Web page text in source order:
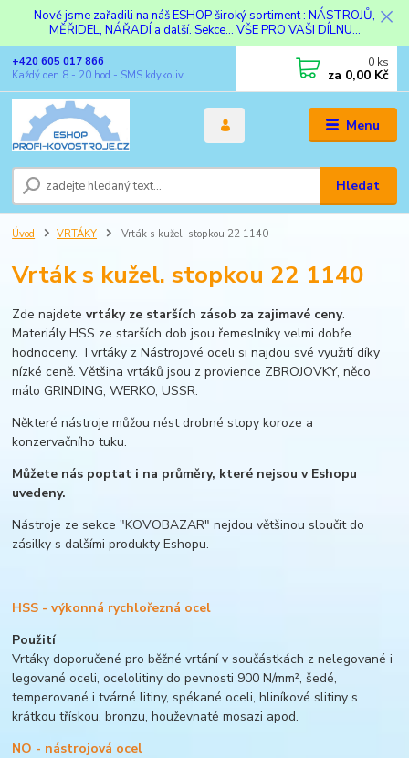
Nově jsme zařadili na náš ESHOP široký sortiment : NÁSTROJŮ,
MĚŘIDEL, NÁŘADÍ a další. Sekce... VŠE PRO VAŠI DÍLNU...
Menu
Hledat
+420 605 017 866
Každý den 8 - 20 hod - SMS kdykoliv
0 ks
za 0,00 Kč
Úvod VRTÁKY Vrták s kužel. stopkou 22 1140
Vrták s kužel. stopkou 22 1140
Zde najdetevrtáky ze starších zásob za zajimavé ceny.
Materiály HSS ze starších dob jsou řemeslníky velmi dobře
hodnoceny. I vrtáky z Nástrojové oceli si najdou své využití díky
nízké ceně. Většina vrtáků jsou z provience ZBROJOVKY, něco
málo GRINDING, WERKO, USSR.
Některé nástroje můžou nést drobné stopy koroze a
konzervačního tuku.
Můžete nás poptat i na průměry, které nejsou v Eshopu
uvedeny.
Nástroje ze sekce "KOVOBAZAR" nejdou většinou sloučit do
zásilky s dalšími produkty Eshopu.
HSS - výkonná rychlořezná ocel
Použití
Vrtáky doporučené pro běžné vrtání v součástkách z nelegované i
legované oceli, ocelolitiny do pevnosti 900 N/mm², šedé,
temperované i tvárné litiny, spékané oceli, hliníkové slitiny s
krátkou třískou, bronzu, houževnaté mosazi apod.
NO - nástrojová ocel